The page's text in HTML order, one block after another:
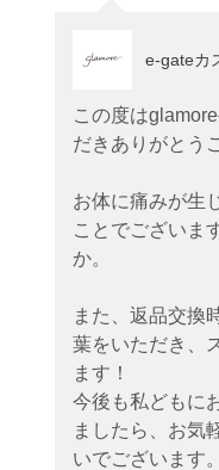
e-gateカ
この度は
だきありがとう
お体に痛みが生
ことでございま
か。
また、返品交換
葉をいただき、
ます！
今後も私どもに
ましたら、お気
いでございます。